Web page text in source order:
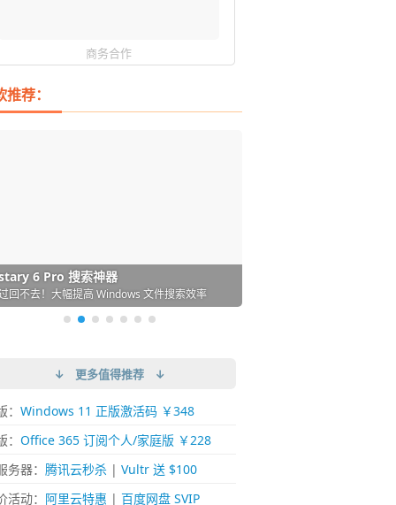
商务合作
荐：
必备的下载神器
的 Windows 平台下载工具
6 Pro 搜索神器
回不去！大幅提高 Windows 文件搜索效率
桌面图标自动整理/美化神器
必备！图标再多桌面也不再凌乱！
Desktop 虚拟机
上流畅运行 Windows (支持 M 芯片)
下载网络视频的神器 (Mac)
下视频，超简单好用！谁用谁知道
- 极简好用的 Markdown 编辑器
写作体验！跨平台支持 Win / Mac
↓ 更多值得推荐 ↓
Windows 11 正版激活码 ￥348
Office 365 订阅个人/家庭版 ￥228
务器： 腾讯云秒杀| Vultr 送 $100
活动： 阿里云特惠 | 百度网盘 SVIP